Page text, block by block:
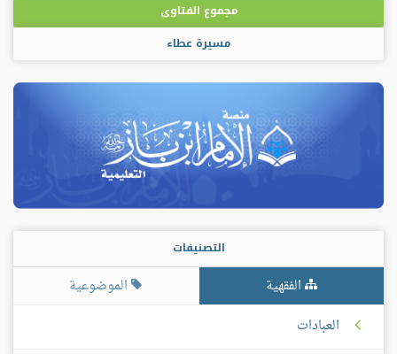
مجموع الفتاوى
مسيرة عطاء
التصنيفات
الفقهية
الموضوعية
العبادات